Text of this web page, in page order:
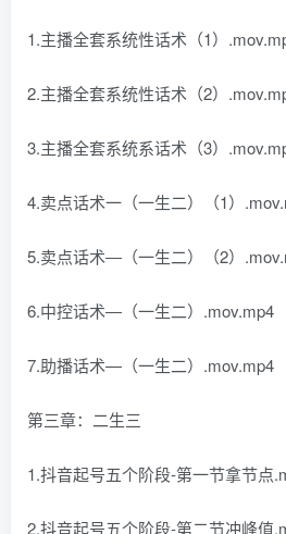
1.主播全套系统性话术（1）
2.主播全套系统性话术（2）
3.主播全套系统系话术（3）
4.卖点话术一（一生二）（1）
5.卖点话术―（一生二）（2）
6.中控话术―（一生二）.mov.mp4
7.助播话术—（一生二）.mov.mp4
第三章：二生三
1.抖音起号五个阶段-第一节拿节点
2.抖音起号五个阶段-第二节冲峰值